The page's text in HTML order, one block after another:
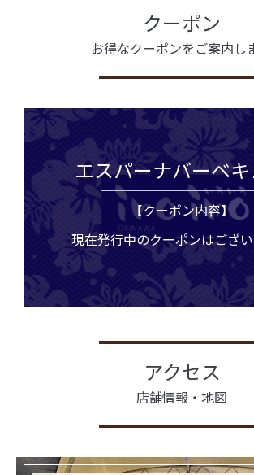
クーポン
お得なクーポンをご案内し
エスパーナバーベ
【クーポン内容】
現在発行中のクーポンはござ
アクセス
店舗情報・地図